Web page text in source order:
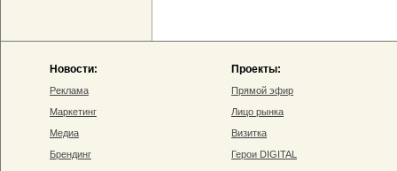
Новости:
Реклама
Маркетинг
Медиа
Брендинг
Проекты:
Прямой эфир
Лицо рынка
Визитка
Герои DIGITAL